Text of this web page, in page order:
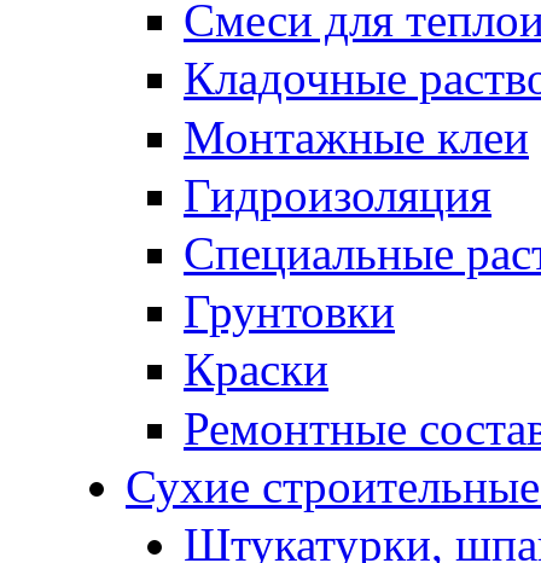
Смеси для
Кладочные
Монтажные клеи
Гидроизоляция
Специальные
Грунтовки
Краски
Ремонтные
Сухие
Штукатурки,